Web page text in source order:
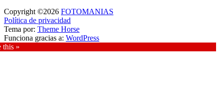
Copyright ©2026 FOTOMANIAS
Política de privacidad
Tema por: Theme Horse
Funciona gracias a: WordPress
this »